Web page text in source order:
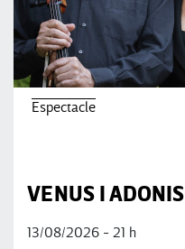
Espectacle
VENUS I ADONIS
13/08/2026 - 21 h